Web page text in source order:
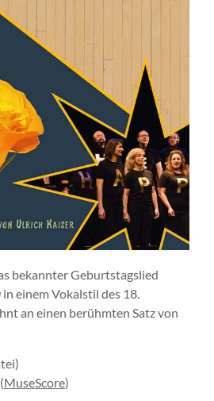
bekannter Geburtstagslied
in einem Vokalstil des 18.
an einen berühmten Satz von
(MuseScore)